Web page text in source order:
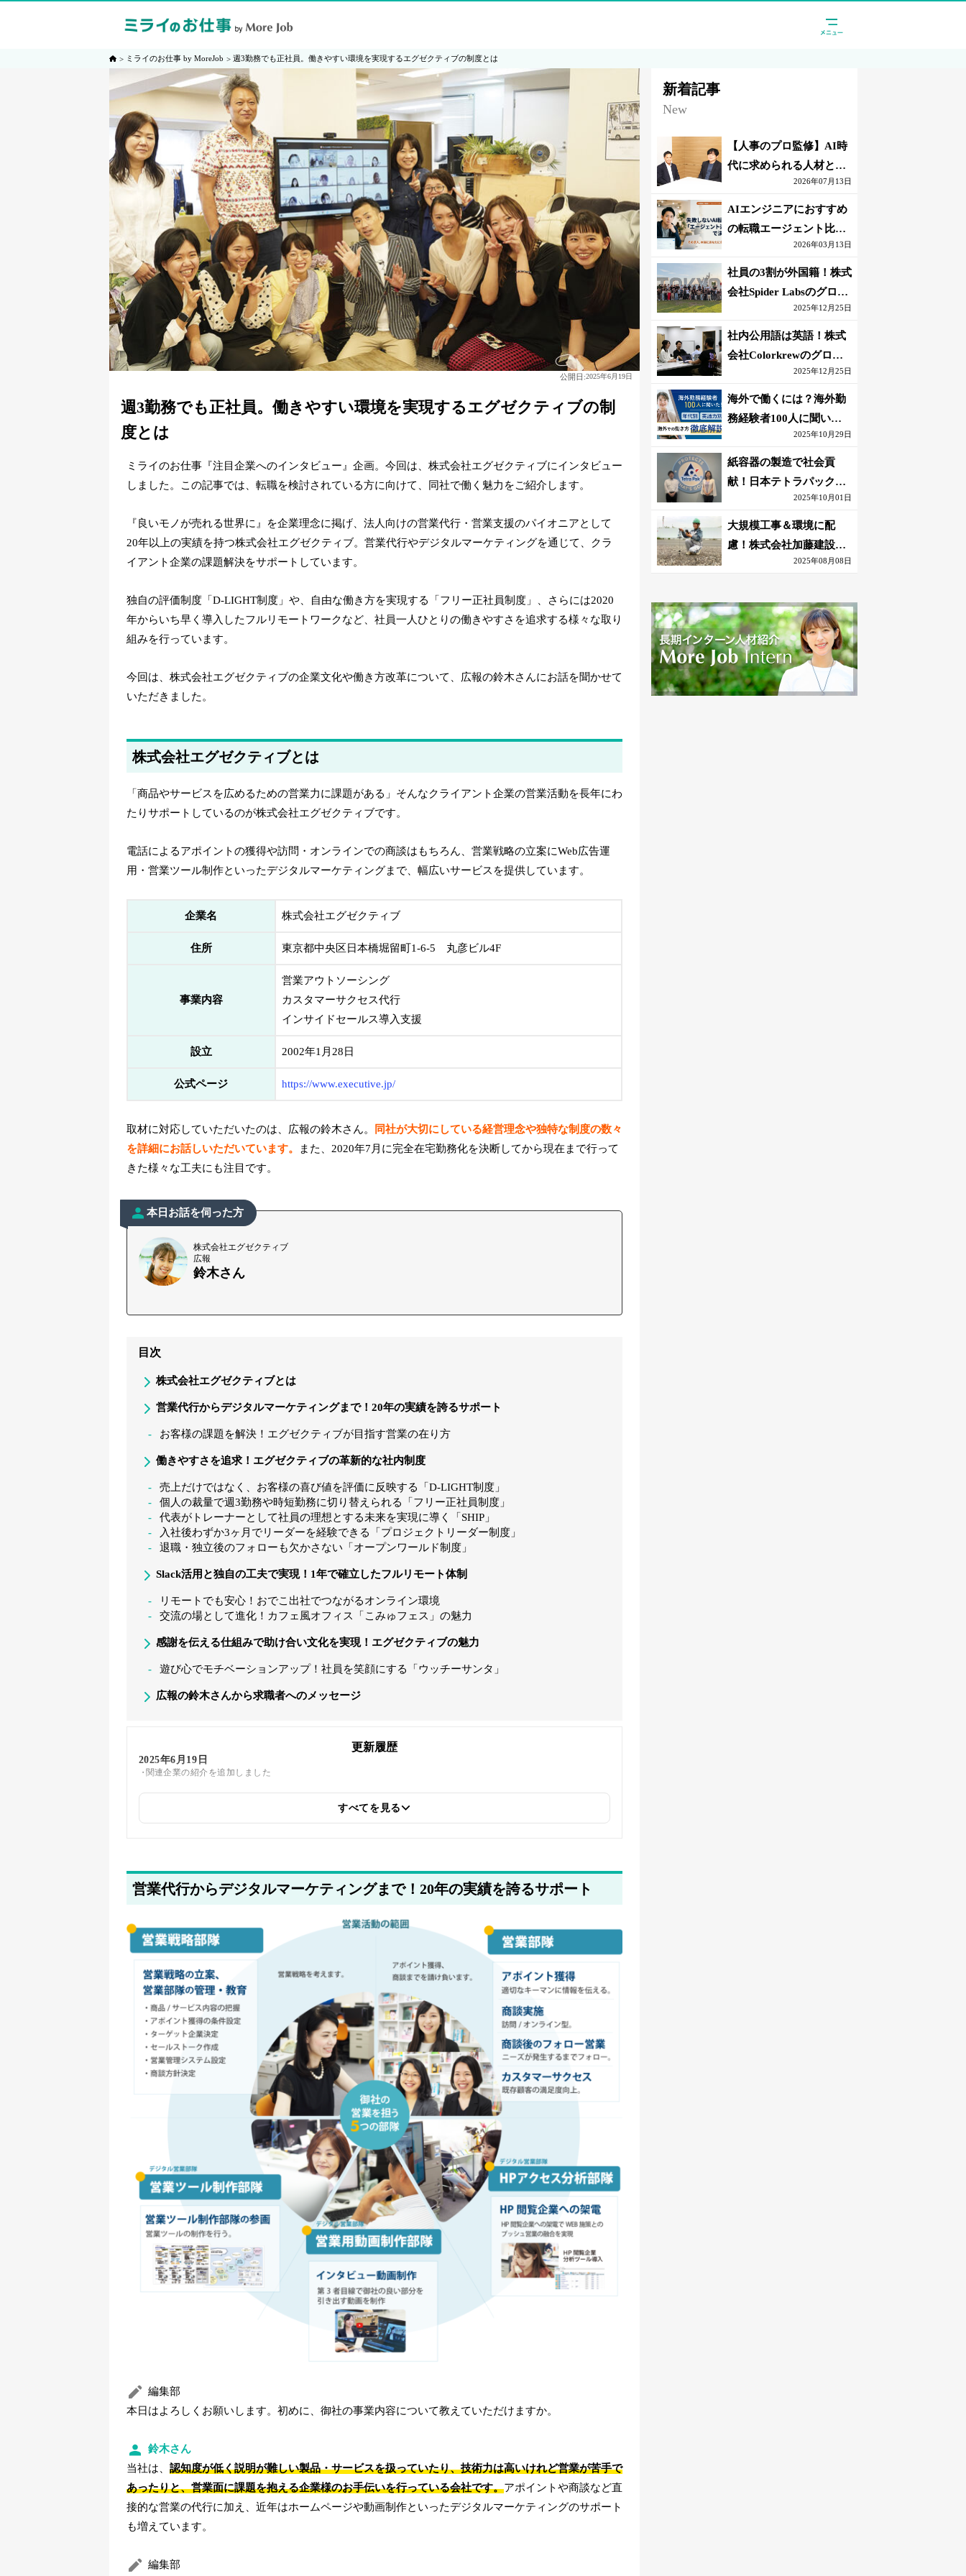
ミライのお仕事 by MoreJob 週3勤務でも正社員。働きやすい環境を実現するエグゼクティブの制度とは
公開日:2025年6月19日
週3勤務でも正社員。働きやすい環境を実現するエグゼクティブの制
度とは
ミライのお仕事『注目企業へのインタビュー』企画。今回は、株式会社エグゼクティブにインタビュー
しました。この記事では、転職を検討されている方に向けて、同社で働く魅力をご紹介します。
『良いモノが売れる世界に』を企業理念に掲げ、法人向けの営業代行・営業支援のパイオニアとして
20年以上の実績を持つ株式会社エグゼクティブ。営業代行やデジタルマーケティングを通じて、クラ
イアント企業の課題解決をサポートしています。
独自の評価制度「D-LIGHT制度」や、自由な働き方を実現する「フリー正社員制度」、さらには2020
年からいち早く導入したフルリモートワークなど、社員一人ひとりの働きやすさを追求する様々な取り
組みを行っています。
今回は、株式会社エグゼクティブの企業文化や働き方改革について、広報の鈴木さんにお話を聞かせて
いただきました。
株式会社エグゼクティブとは
「商品やサービスを広めるための営業力に課題がある」そんなクライアント企業の営業活動を長年にわ
たりサポートしているのが株式会社エグゼクティブです。
電話によるアポイントの獲得や訪問・オンラインでの商談はもちろん、営業戦略の立案にWeb広告運
用・営業ツール制作といったデジタルマーケティングまで、幅広いサービスを提供しています。
企業名 株式会社エグゼクティブ
住所 東京都中央区日本橋堀留町1-6-5 丸彦ビル4F
事業内容
営業アウトソーシング
カスタマーサクセス代行
インサイドセールス導入支援
設立 2002年1月28日
公式ページ https://www.executive.jp/
取材に対応していただいたのは、広報の鈴木さん。
同社が大切にしている経営理念や独特な制度の数々
を詳細にお話しいただいています。
また、2020年7月に完全在宅勤務化を決断してから現在まで行って
きた様々な工夫にも注目です。
本日お話を伺った方
株式会社エグゼクティブ
広報
鈴木さん
目次
株式会社エグゼクティブとは
営業代行からデジタルマーケティングまで！20年の実績を誇るサポート
お客様の課題を解決！エグゼクティブが目指す営業の在り方
働きやすさを追求！エグゼクティブの革新的な社内制度
売上だけではなく、お客様の喜び値を評価に反映する「D-LIGHT制度」
個人の裁量で週3勤務や時短勤務に切り替えられる「フリー正社員制度」
代表がトレーナーとして社員の理想とする未来を実現に導く「SHIP」
入社後わずか3ヶ月でリーダーを経験できる「プロジェクトリーダー制度」
退職・独立後のフォローも欠かさない「オープンワールド制度」
Slack活用と独自の工夫で実現！1年で確立したフルリモート体制
リモートでも安心！おでこ出社でつながるオンライン環境
交流の場として進化！カフェ風オフィス「こみゅフェス」の魅力
感謝を伝える仕組みで助け合い文化を実現！エグゼクティブの魅力
遊び心でモチベーションアップ！社員を笑顔にする「ウッチーサンタ」
広報の鈴木さんから求職者へのメッセージ
更新履歴
2025年6月19日
関連企業の紹介を追加しました
筆者情報を更新しました
すべてを見る
営業代行からデジタルマーケティングまで！20年の実績を誇るサポート
編集部
本日はよろしくお願いします。初めに、御社の事業内容について教えていただけますか。
鈴木さん
当社は、 認知度が低く説明が難しい製品・サービスを扱っていたり、技術力は高いけれど営業が苦手で
あったりと、営業面に課題を抱える企業様のお手伝いを行っている会社です。アポイントや商談など直
接的な営業の代行に加え、近年はホームページや動画制作といったデジタルマーケティングのサポート
も増えています。
編集部
新着記事
New
【人事のプロ監修】AI時
代に求められる人材と
は？「代替されない人」
の条件
2026年07月13日
AIエンジニアにおすすめ
の転職エージェント比較
｜失敗しない選び方【採
点表つき】
2026年03月13日
社員の3割が外国籍！株式
会社Spider Labsのグロー
2025年12月25日
社内公用語は英語！株式
会社Colorkrewのグロー
バルかつ若手が輝く環境
2025年12月25日
海外で働くには？海外勤
務経験者100人に聞いた
おすすめ職種｜英語話せ
ないOK求人はある？
2025年10月29日
紙容器の製造で社会貢
献！日本テトラパック株
式会社のグローバルな環
境
2025年10月01日
大規模工事＆環境に配
慮！株式会社加藤建設の
若手が語る現場監督の働
2025年08月08日